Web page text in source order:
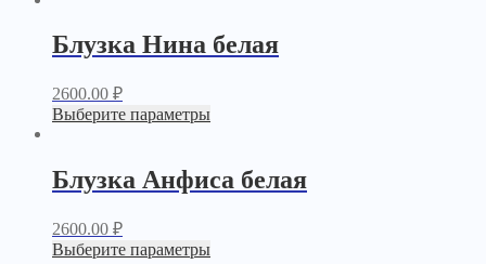
Блузка Нина белая
2600.00 ₽
Выберите параметры
Блузка Анфиса белая
2600.00 ₽
Выберите параметры